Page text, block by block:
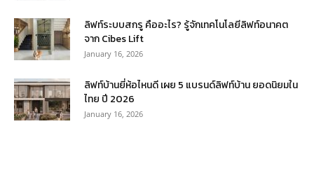
ลิฟท์ระบบสกรู คืออะไร? รู้จักเทคโนโลยีลิฟท์อนาคต
จาก Cibes Lift
January 16, 2026
ลิฟท์บ้านยี่ห้อไหนดี เผย 5 แบรนด์ลิฟท์บ้าน ยอดนิยมใน
ไทย ปี 2026
January 16, 2026